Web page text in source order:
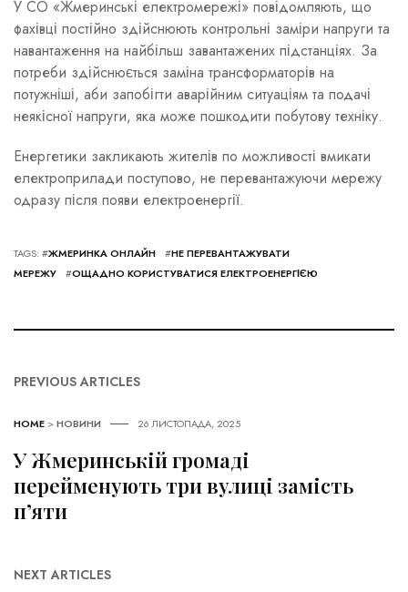
У СО «Жмеринські електромережі» повідомляють, що
фахівці постійно здійснюють контрольні заміри напруги та
навантаження на найбільш завантажених підстанціях. За
потреби здійснюється заміна трансформаторів на
потужніші, аби запобігти аварійним ситуаціям та подачі
неякісної напруги, яка може пошкодити побутову техніку.
Енергетики закликають жителів по можливості вмикати
електроприлади поступово, не перевантажуючи мережу
одразу після появи електроенергії.
TAGS: #ЖМЕРИНКА ОНЛАЙН #НЕ ПЕРЕВАНТАЖУВАТИ
МЕРЕЖУ
#ОЩАДНО КОРИСТУВАТИСЯ ЕЛЕКТРОЕНЕРГІЄЮ
PREVIOUS ARTICLES
HOME >НОВИНИ 26 ЛИСТОПАДА, 2025
У Жмеринській громаді
перейменують три вулиці замість
п’яти
NEXT ARTICLES